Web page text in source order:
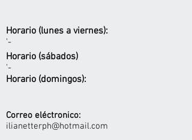
Horario (lunes a viernes):
'-
Horario (sábados)
'-
Horario (domingos):
Correo eléctronico:
ilianetterph@hotmail.com